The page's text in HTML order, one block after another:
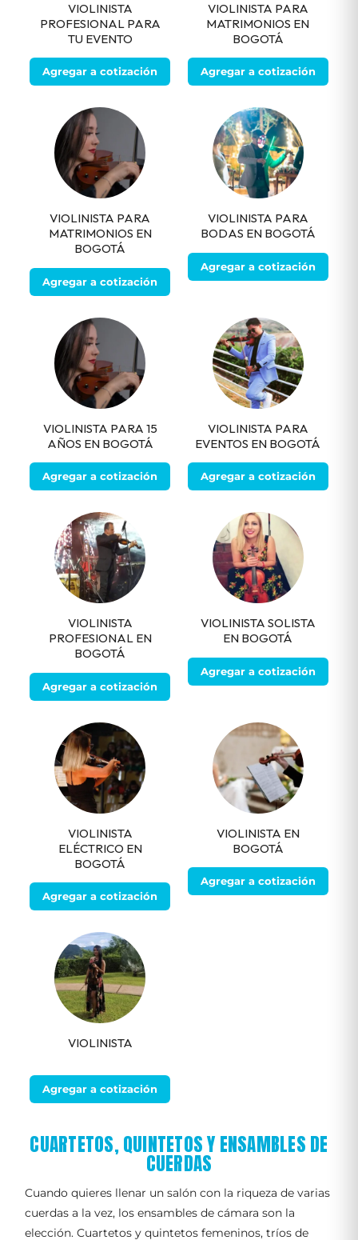
VIOLINISTA
PROFESIONAL PARA
TU EVENTO
Agregar a cotización
VIOLINISTA PARA
MATRIMONIOS EN
BOGOTÁ
Agregar a cotización
VIOLINISTA PARA
MATRIMONIOS EN
BOGOTÁ
Agregar a cotización
VIOLINISTA PARA
BODAS EN BOGOTÁ
Agregar a cotización
VIOLINISTA PARA 15
AÑOS EN BOGOTÁ
Agregar a cotización
VIOLINISTA PARA
EVENTOS EN BOGOTÁ
Agregar a cotización
VIOLINISTA
PROFESIONAL EN
BOGOTÁ
Agregar a cotización
VIOLINISTA SOLISTA
EN BOGOTÁ
Agregar a cotización
VIOLINISTA
ELÉCTRICO EN
BOGOTÁ
Agregar a cotización
VIOLINISTA EN
BOGOTÁ
Agregar a cotización
VIOLINISTA
Agregar a cotización
CUARTETOS, QUINTETOS Y ENSAMBLES DE
CUERDAS
Cuando quieres llenar un salón con la riqueza de varias
cuerdas a la vez, los ensambles de cámara son la
elección. Cuartetos y quintetos femeninos, tríos de